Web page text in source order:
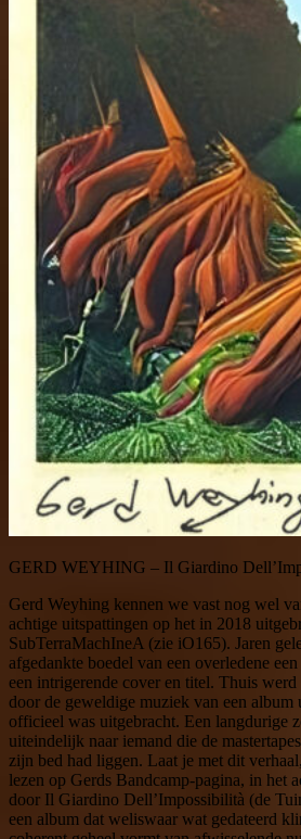
GERD WEYHING – Il Giardino
Gerd Weyhing kennen we vast nog wel
achtige uitspattingen op het in 2018
SubTerraMachIneA (zie iO165). Jaren
afgedankte boedel van een overledene
een intrigerende cover en titel. Thuis werd
door de geweldige muziek van een album
officieel was uitgebracht. Een langdurige
uiteindelijk naar iemand die de
zijn bed had liggen. Laat je met dit
lezen op Gerds Bandcamp-pagina, in het
door Il Giardino Dell’Impossibilità (de
een album dat weliswaar wat gedateerd